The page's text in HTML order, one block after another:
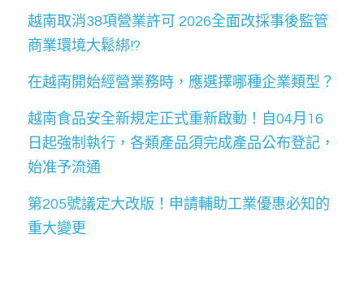
越南取消38項營業許可 2026全面改採事後監管
商業環境大鬆綁!?
在越南開始經營業務時，應選擇哪種企業類型？
越南食品安全新規定正式重新啟動！自04月16
日起強制執行，各類產品須完成產品公布登記，
始准予流通
第205號議定大改版！申請輔助工業優惠必知的
重大變更